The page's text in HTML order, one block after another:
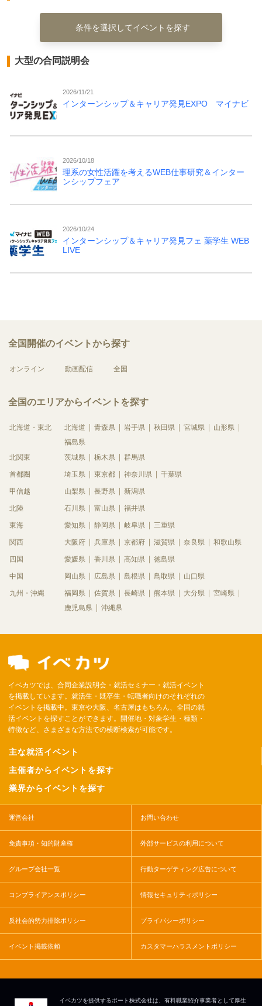
条件を選択してイベントを探す
大型の合同説明会
2026/11/21
インターンシップ＆キャリア発見EXPO マイナビ
2026/10/18
理系の女性活躍を考えるWEB仕事研究＆インター
ンシップフェア
2026/10/24
インターンシップ＆キャリア発見フェ 薬学生 WEB
LIVE
全国開催のイベントから探す
オンライン 動画配信 全国
全国のエリアからイベントを探す
北海道・東北 北海道 青森県 岩手県 秋田県 宮城県
山形県
福島県
北関東
茨城県 栃木県 群馬県
首都圏 埼玉県 東京都 神奈川県 千葉県
甲信越 山梨県 長野県 新潟県
北陸 石川県 富山県 福井県
東海 愛知県 静岡県 岐阜県 三重県
関西 大阪府 兵庫県 京都府 滋賀県 奈良県 和歌山県
四国 愛媛県 香川県 高知県 徳島県
中国 岡山県 広島県 島根県 鳥取県 山口県
九州・沖縄 福岡県 佐賀県 長崎県 熊本県 大分県
宮崎県
鹿児島県
沖縄県
イベカツでは、合同企業説明会・就活セミナー・就活イベント
を掲載しています。就活生・既卒生・転職者向けのそれぞれの
イベントを掲載中。東京や大阪、名古屋はもちろん、全国の就
活イベントを探すことができます。開催地・対象学生・種類・
特徴など、さまざまな方法での横断検索が可能です。
主な就活イベント
主催者からイベントを探す
業界からイベントを探す
運営会社 お問い合わせ
免責事項・知的財産権 外部サービスの利用について
グループ会社一覧 行動ターゲティング広告について
コンプライアンスポリシー 情報セキュリティポリシー
反社会的勢力排除ポリシー プライバシーポリシー
イベント掲載依頼 カスタマーハラスメントポリシー